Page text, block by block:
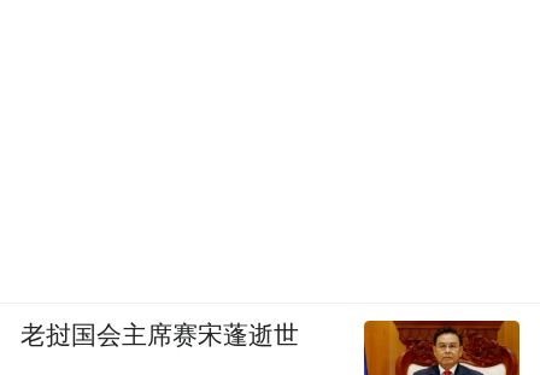
阁。只有让市民懂得在‘对的地方、对的时
老挝国会主席赛宋蓬逝世